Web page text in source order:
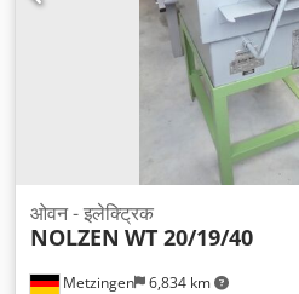
Metzingen 6,834 km
ओवन - इलेक्ट्रिक
NOLZEN WT 20/19/40